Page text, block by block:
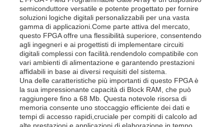
semiconduttore versatile e potente progettato per fornire
soluzioni logiche digitali personalizzabili per una vasta
gamma di applicazioni.Come parte attiva del mercato,
questo FPGA offre una flessibilità superiore, consentendo
agli ingegneri e ai progettisti di implementare circuiti
digitali complessi con facilità.rendendolo compatibile con
vari ambienti di alimentazione e garantendo prestazioni
affidabili in base ai diversi requisiti del sistema.
Una delle caratteristiche più importanti di questo FPGA è
la sua impressionante capacità di Block RAM, che può
raggiungere fino a 68 Mb. Questa notevole risorsa di
memoria consente uno stoccaggio efficiente dei dati e
tempi di accesso rapidi,cruciale per compiti di calcolo ad
alte prestazioni e applicazioni di elaborazione in tempo